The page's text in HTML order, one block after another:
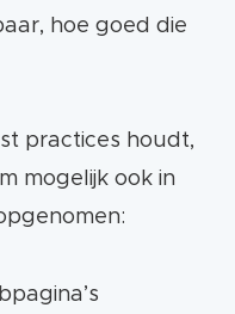
hoe goed die
practices houdt,
mogelijk ook in